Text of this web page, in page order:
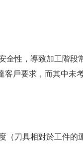
性，導致加工階
戶要求，而其中未
刀具相對於工件的